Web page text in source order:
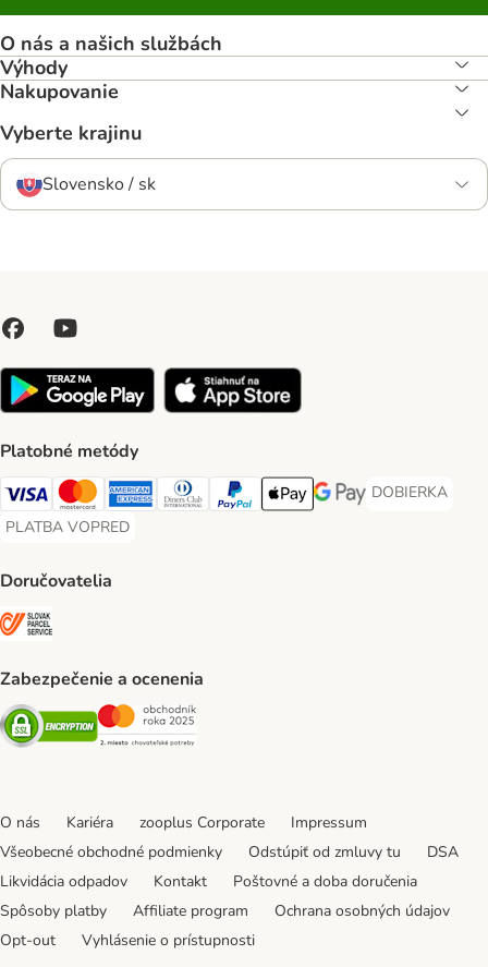
O nás a našich službách
Výhody
Nakupovanie
Vyberte krajinu
Slovensko / sk
Platobné metódy
Visa Payment Method
Mastercard Payment Method
American Express Payment Method
Diners Club Payment Method
PayPal Payment Method
Apple Pay Payment Method
Google Pay Payment
DOBIERKA
DOBIERKA
PLATBA VOPRED
PLATBA VOPRED Payment Method
Doručovatelia
Zabezpečenie a ocenenia
Security Security
O nás Kariéra zooplus Corporate
Impressum
Všeobecné obchodné podmienky
Odstúpiť od zmluvy tu
DSA
Likvidácia odpadov
Kontakt
Poštovné a doba doručenia
Spôsoby platby
Affiliate program
Ochrana osobných údajov
Opt-out
Vyhlásenie o prístupnosti